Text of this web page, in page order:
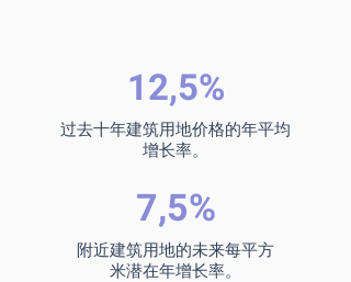
12,5%
过去十年建筑用地价格的年平均
增长率。
7,5%
附近建筑用地的未来每平方
米潜在年增长率。